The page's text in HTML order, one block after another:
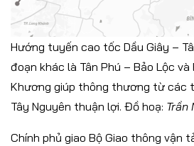
Hướng tuyến cao tốc Dầu Giây –
đoạn khác là Tân Phú – Bảo Lộc và
Khương giúp thông thương từ các
Tây Nguyên thuận lợi. Đồ hoạ: Trần
Chính phủ giao Bộ Giao thông vận